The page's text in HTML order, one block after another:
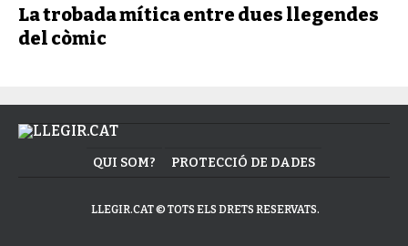
La trobada mítica entre dues llegendes
del còmic
QUI SOM? PROTECCIÓ DE DADES
LLEGIR.CAT © TOTS ELS DRETS RESERVATS.